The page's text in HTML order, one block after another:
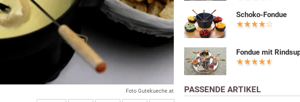
Foto Gutekueche.at
Schoko-Fondue
Fondue mit
PASSENDE ARTIKEL